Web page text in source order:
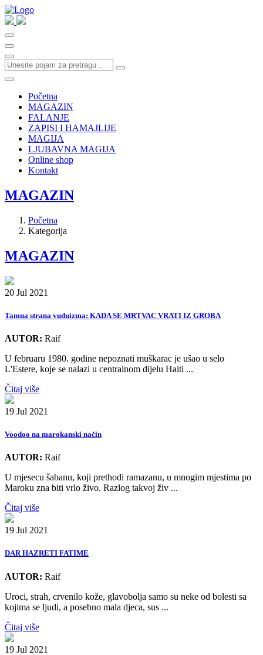
Početna
MAGAZIN
FALANJE
ZAPISI I HAMAJLIJE
MAGIJA
LJUBAVNA MAGIJA
Online shop
Kontakt
MAGAZIN
Početna
Kategorija
MAGAZIN
20 Jul 2021
Tamna strana vuduizma: KADA SE MRTVAC VRATI IZ GROBA
AUTOR: Raif
U februaru 1980. godine nepoznati muškarac je ušao u selo
L'Estere, koje se nalazi u centralnom dijelu Haiti ...
Čitaj više
19 Jul 2021
Voodoo na marokanski način
AUTOR: Raif
U mjesecu šabanu, koji prethodi ramazanu, u mnogim mjestima po
Maroku zna biti vrlo živo. Razlog takvoj živ ...
Čitaj više
19 Jul 2021
DAR HAZRETI FATIME
AUTOR: Raif
Uroci, strah, crvenilo kože, glavobolja samo su neke od bolesti sa
kojima se ljudi, a posebno mala djeca, sus ...
Čitaj više
19 Jul 2021